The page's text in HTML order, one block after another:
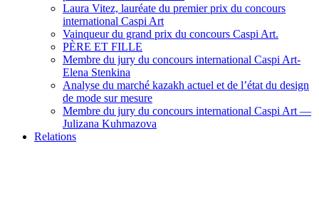
Laura Vitez, lauréate du premier prix du concours
international Caspi Art
Vainqueur du grand prix du concours Caspi Art.
PÈRE ET FILLE
Membre du jury du concours international Caspi Art-
Elena Stenkina
Analyse du marché kazakh actuel et de l’état du design
de mode sur mesure
Membre du jury du concours international Caspi Art —
Julizana Kuhmazova
Relations